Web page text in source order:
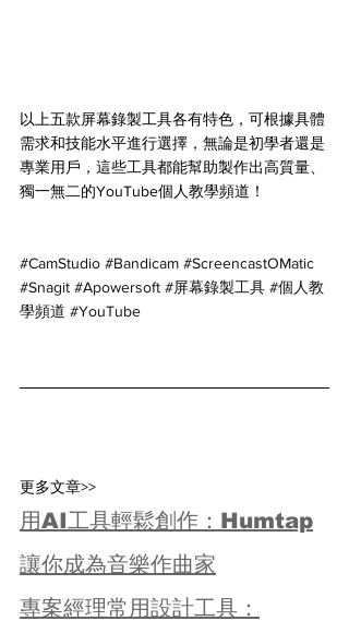
以上五款屏幕錄製工具各有特色，可根據具體
需求和技能水平進行選擇，無論是初學者還是
專業用戶，這些工具都能幫助製作出高質量、
獨一無二的YouTube個人教學頻道！
#CamStudio #Bandicam #ScreencastOMatic
#Snagit #Apowersoft #屏幕錄製工具 #個人教
學頻道 #YouTube
更多文章>>
用AI工具輕鬆創作：Humtap
讓你成為音樂作曲家
專案經理常用設計工具：